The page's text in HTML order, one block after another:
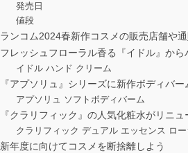
発売日
値段
ランコム2024春新作コスメの販売店舗や
フレッシュフローラル香る『イドル』か
イドル ハンド クリーム
『アプソリュ』シリーズに新作ボディバー
アプソリュ ソフトボディバーム
『クラリフィック』の人気化粧水がリニュ
クラリフィック デュアル エッセンス ロ
新年度に向けてコスメを断捨離しよう